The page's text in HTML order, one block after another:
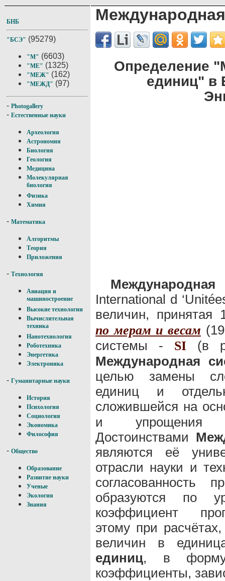
БНБ
"БСЭ" (95279)
"М" (6603)
"МЕ" (1325)
"МЕЖ" (162)
"МЕЖД" (97)
- Photogallery
- Естественные науки
Археология
Астрономия
Биология
Геология
Медицина
Молекулярная
биология
Физика
Химия
- Математика
Алгоритмы
Теория
Приложения
- Технология
Авиация и
машиностроение
Высокие технологии
Вычислительная
техника
Нанотехнология
Роботехника
Энергетика
Электроника
- Гуманитарные науки
История
Психология
Социология
Экономика
Философия
- Общество
Образование
Развитие науки
Ученые
Экология
Знания
Определение
единиц" в
International d
величин, принятая
по мерам и весам
системы - SI (в
Международная
целью замены
единиц и
сложившейся на
и упрощения
Достоинствами
являются её
отрасли науки и
согласованность
образуются по
коэффициент
этому при
величин в
единиц, в
коэффициенты,